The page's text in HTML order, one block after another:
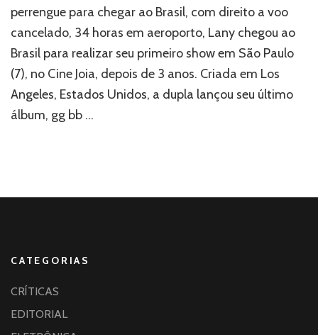
show
incrível
em
São
Paulo
marcado
por
sucessos
perrengue para chegar ao Brasil, com direito a voo
cancelado, 34 horas em aeroporto, Lany chegou ao
Brasil para realizar seu primeiro show em São Paulo
(7), no Cine Joia, depois de 3 anos. Criada em Los
Angeles, Estados Unidos, a dupla lançou seu último
álbum, gg bb …
CATEGORIAS
CRÍTICAS
EDITORIAL